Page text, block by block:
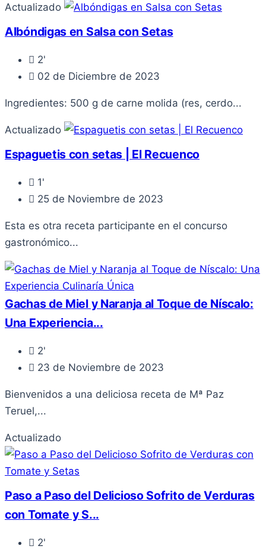
Actualizado
Albóndigas en Salsa con Setas
2'
02 de Diciembre de 2023
Ingredientes: 500 g de carne molida (res, cerdo...
Actualizado
Espaguetis con setas | El Recuenco
1'
25 de Noviembre de 2023
Esta es otra receta participante en el concurso
gastronómico...
Gachas de Miel y Naranja al Toque de Níscalo:
Una Experiencia...
2'
23 de Noviembre de 2023
Bienvenidos a una deliciosa receta de Mª Paz
Teruel,...
Actualizado
Paso a Paso del Delicioso Sofrito de Verduras
con Tomate y S...
2'